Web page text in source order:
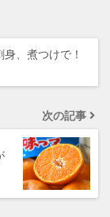
、煮つけで！
次の記事